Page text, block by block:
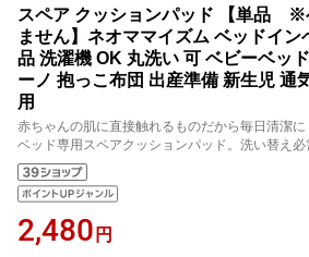
スペア クッションパッド 【単品 ※
ません】ネオママイズム ベッドイン
品 洗濯機 OK 丸洗い 可 ベビーベッ
ーノ 抱っこ布団 出産準備 新生児 通
用
赤ちゃんの肌に直接触れるものだから毎日清潔
ベッド専用スペアクッションパッド。洗い替え必
2,480 円